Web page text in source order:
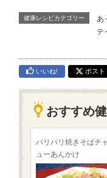
健康レシピカテゴリー あ
テ
いいね! ポスト
おすすめ
パリパリ焼きそばチ
ューあんかけ